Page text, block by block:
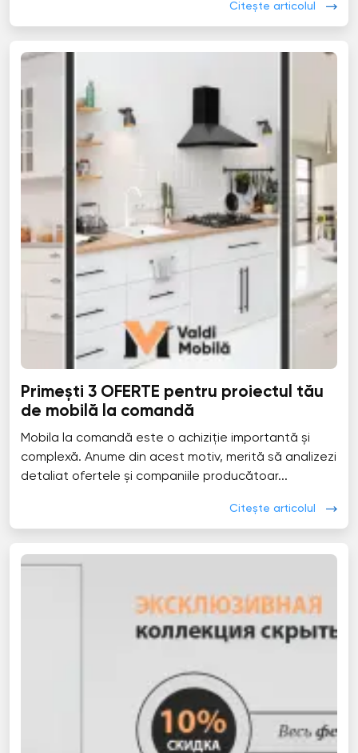
Citește articolul
Primești 3 OFERTE pentru proiectul tău
de mobilă la comandă
Mobila la comandă este o achiziție importantă și
complexă. Anume din acest motiv, merită să analizezi
detaliat ofertele și companiile producătoar...
Citește articolul